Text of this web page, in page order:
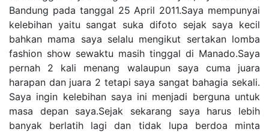
Bandung pada tanggal 25 April 2011.Saya mempunyai
kelebihan yaitu sangat suka difoto sejak saya kecil
bahkan mama saya selalu mengikut sertakan lomba
fashion show sewaktu masih tinggal di Manado.Saya
pernah 2 kali menang walaupun saya cuma juara
harapan dan juara 2 tetapi saya sangat bahagia sekali.
Saya ingin kelebihan saya ini menjadi berguna untuk
masa depan saya.Sejak sekarang saya harus lebih
banyak berlatih lagi dan tidak lupa berdoa minta